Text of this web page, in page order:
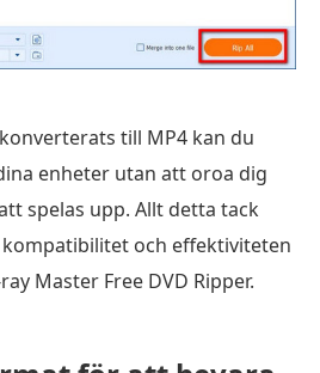
till MP4 kan du
enheter utan att oroa dig
spelas upp. Allt detta tack
och effektiviteten
Master Free DVD Ripper.